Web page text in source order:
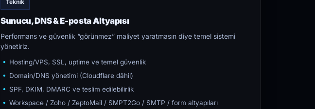
Teknik
Sunucu, DNS & E-posta Altyapısı
Performans ve güvenlik “görünmez” maliyet yaratmasın diye temel sistemi
yönetiriz.
Hosting/VPS, SSL, uptime ve temel güvenlik
Domain/DNS yönetimi (Cloudflare dâhil)
SPF, DKIM, DMARC ve teslim edilebilirlik
Workspace / Zoho / ZeptoMail / SMPT2Go / SMTP / form altyapıları